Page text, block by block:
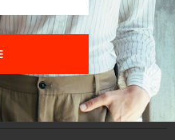
evra „Brodarstvu“,
Vista Rica
godine dozvolila da se
otpiše više od 1,3
je Pištaljka. To je